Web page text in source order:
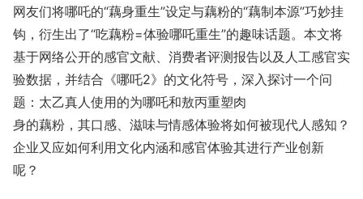
网友们将哪吒的“藕身重生”设定与藕粉的“藕制本源”巧妙挂
钩，衍生出了“吃藕粉=体验哪吒重生”的趣味话题。本文将
基于网络公开的感官文献、消费者评测报告以及人工感官实
验数据，并结合《哪吒2》的文化符号，深入探讨一个问
题：太乙真人使用的为哪吒和敖丙重塑肉
身的藕粉，其口感、滋味与情感体验将如何被现代人感知？
企业又应如何利用文化内涵和感官体验其进行产业创新
呢？